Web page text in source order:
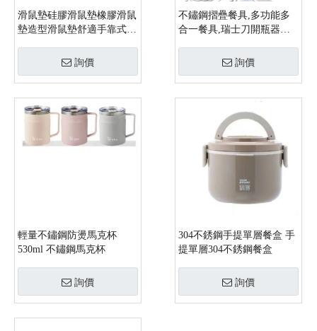
滑鼠墊硅膠滑鼠墊橡膠滑鼠
墊造型滑鼠墊舒適手靠式滑
詢價
不鏽鋼摺疊餐具,多功能多
合一餐具,瑞士刀開瓶器餐
詢價
輕量不鏽鋼防燙馬克杯
530ml 不鏽鋼馬克杯
詢價
304不銹鋼手提單層餐盒 手
提單層304不銹鋼餐盒
詢價